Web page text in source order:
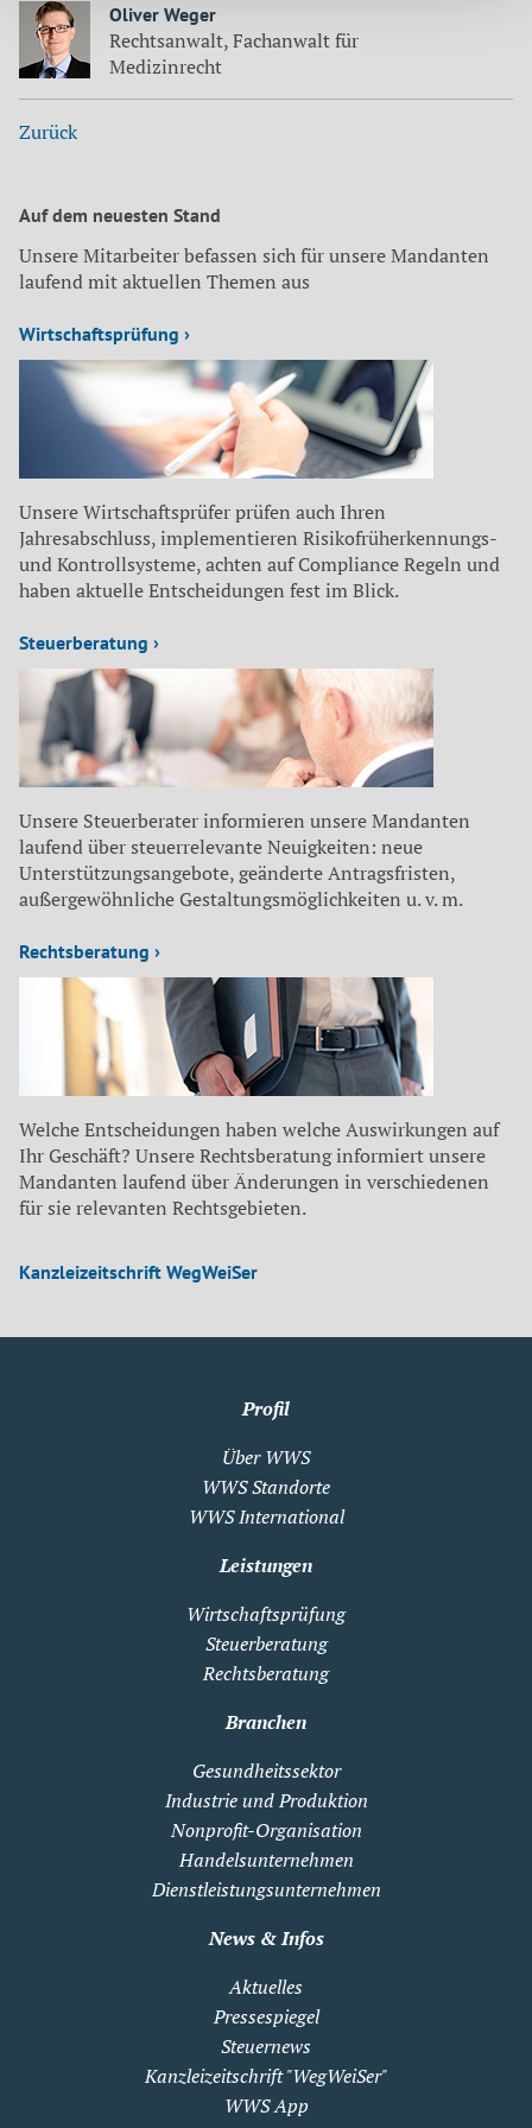
Oliver Weger
Rechtsanwalt, Fachanwalt für
Medizinrecht
Zurück
Auf dem neuesten Stand
Unsere Mitarbeiter befassen sich für unsere Mandanten
laufend mit aktuellen Themen aus
Wirtschaftsprüfung ›
Unsere Wirtschaftsprüfer prüfen auch Ihren
Jahresabschluss, implementieren Risikofrüherkennungs-
und Kontrollsysteme, achten auf Compliance Regeln und
haben aktuelle Entscheidungen fest im Blick.
Steuerberatung ›
Unsere Steuerberater informieren unsere Mandanten
laufend über steuerrelevante Neuigkeiten: neue
Unterstützungsangebote, geänderte Antragsfristen,
außergewöhnliche Gestaltungsmöglichkeiten u. v. m.
Rechtsberatung ›
Welche Entscheidungen haben welche Auswirkungen auf
Ihr Geschäft? Unsere Rechtsberatung informiert unsere
Mandanten laufend über Änderungen in verschiedenen
für sie relevanten Rechtsgebieten.
Kanzleizeitschrift WegWeiSer
Profil
Über WWS
WWS Standorte
WWS International
Leistungen
Wirtschaftsprüfung
Steuerberatung
Rechtsberatung
Branchen
Gesundheitssektor
Industrie und Produktion
Nonprofit-Organisation
Handelsunternehmen
Dienstleistungsunternehmen
News & Infos
Aktuelles
Pressespiegel
Steuernews
Kanzleizeitschrift "WegWeiSer"
WWS App